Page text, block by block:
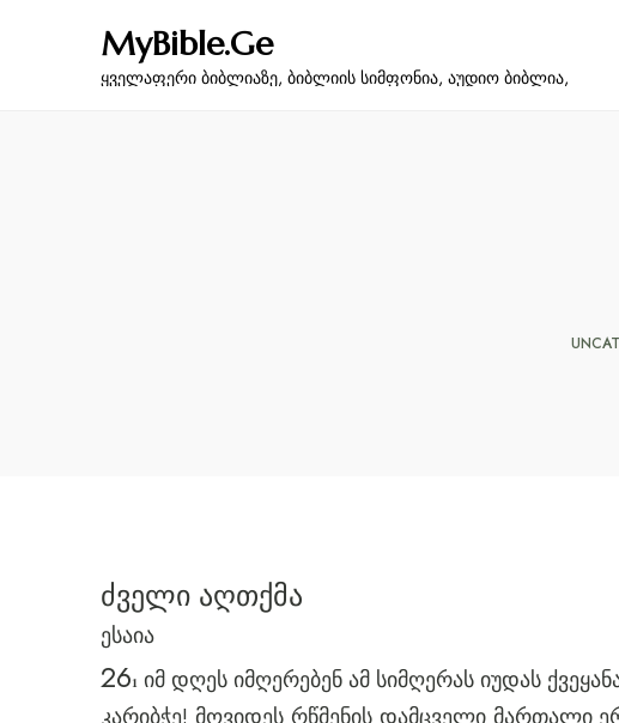
MyBible.Ge
ყველაფერი ბიბლიაზე, ბიბლიის სიმფონია, აუდიო ბიბლია,
ძველი აღთქმა
ესაია
261 იმ დღეს იმღერებენ ამ სიმღერას იუდას